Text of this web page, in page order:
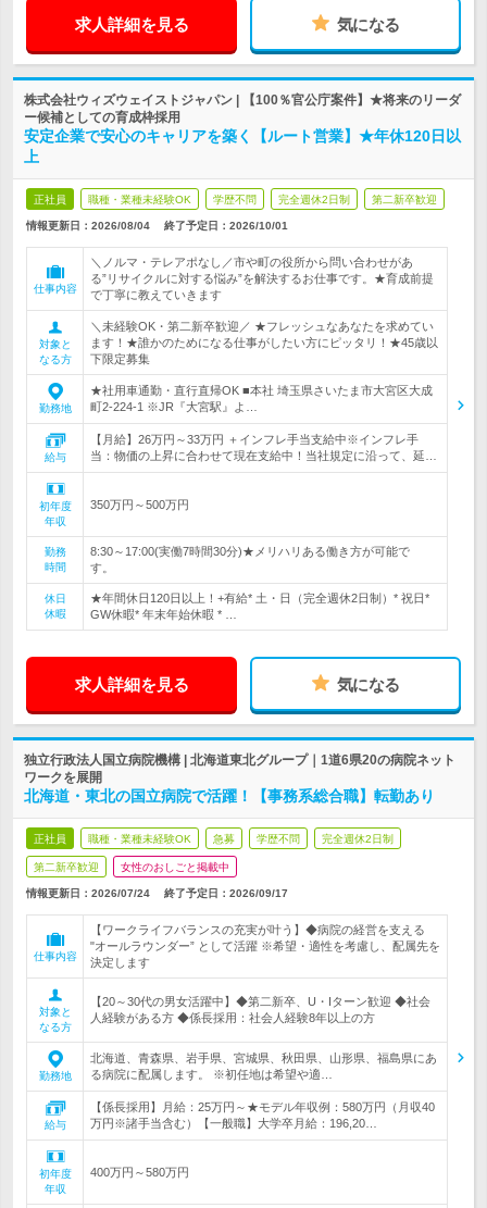
求人詳細を見る 気になる
株式会社ウィズウェイストジャパン | 【100％官公庁案件】★将来のリーダ
ー候補としての育成枠採用
安定企業で安心のキャリアを築く【ルート営業】★年休120日以
上
正社員 職種・業種未経験OK 学歴不問 完全週休2日制 第二新卒歓迎
情報更新日：2026/08/04 終了予定日： 2026/10/01
仕事内容
＼ノルマ・テレアポなし／市や町の役所から問い合わせがあ
る”リサイクルに対する悩み”を解決するお仕事です。★育成前提
で丁寧に教えていきます
対象と
なる方
＼未経験OK・第二新卒歓迎／ ★フレッシュなあなたを求めてい
ます！★誰かのためになる仕事がしたい方にピッタリ！★45歳以
下限定募集
勤務地
★社用車通勤・直行直帰OK ■本社 埼玉県さいたま市大宮区大成
町2-224-1 ※JR『大宮駅』よ…
給与
【月給】26万円～33万円 ＋インフレ手当支給中※インフレ手
当：物価の上昇に合わせて現在支給中！当社規定に沿って、延…
初年度
年収
350万円～500万円
勤務
時間
8:30～17:00(実働7時間30分)★メリハリある働き方が可能で
す。
休日
休暇
★年間休日120日以上！+有給* 土・日（完全週休2日制）* 祝日*
GW休暇* 年末年始休暇 * …
求人詳細を見る 気になる
独立行政法人国立病院機構 | 北海道東北グループ｜1道6県20の病院ネット
ワークを展開
北海道・東北の国立病院で活躍！【事務系総合職】転勤あり
正社員 職種・業種未経験OK 急募 学歴不問 完全週休2日制
第二新卒歓迎 女性のおしごと掲載中
情報更新日：2026/07/24 終了予定日： 2026/09/17
仕事内容
【ワークライフバランスの充実が叶う】◆病院の経営を支える
"オールラウンダー” として活躍 ※希望・適性を考慮し、配属先を
決定します
対象と
なる方
【20～30代の男女活躍中】◆第二新卒、U・Iターン歓迎 ◆社会
人経験がある方 ◆係長採用：社会人経験8年以上の方
勤務地
北海道、青森県、岩手県、宮城県、秋田県、山形県、福島県にあ
る病院に配属します。 ※初任地は希望や適…
給与
【係長採用】月給：25万円～★モデル年収例：580万円（月収40
万円※諸手当含む）【一般職】大学卒月給：196,20…
初年度
年収
400万円～580万円